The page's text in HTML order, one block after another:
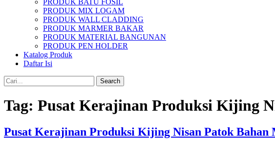
PRODUK BATU FOSIL
PRODUK MIX LOGAM
PRODUK WALL CLADDING
PRODUK MARMER BAKAR
PRODUK MATERIAL BANGUNAN
PRODUK PEN HOLDER
Katalog Produk
Daftar Isi
Search
Tag: Pusat Kerajinan Produksi Kijing
Pusat Kerajinan Produksi Kijing Nisan Patok Bahan